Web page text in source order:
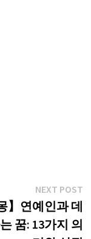
NEXT POST
】연예인과 데
꿈: 13가지 의